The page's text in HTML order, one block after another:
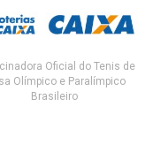
Oficial do Tenis de
Olímpico e Paralímpico
Brasileiro